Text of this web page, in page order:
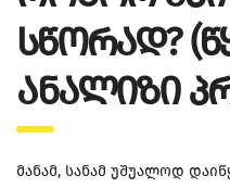
ᲡᲬᲝᲠᲐᲓ?
ᲐᲜᲐᲚᲘᲖᲘ
მანამ, სანამ უშუალოდ